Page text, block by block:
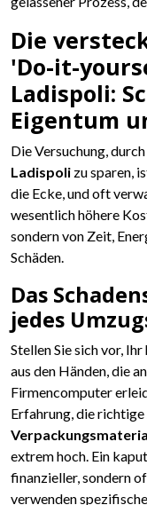
Die
'Do-it-
Ladispoli:
Eigentum
Die Versuchung,
Ladispoli zu sparen,
die Ecke, und oft
wesentlich höhere
sondern von Zeit,
Schäden.
Das
jedes
Stellen Sie sich vor,
aus den Händen, die
Firmencomputer
Erfahrung, die
extrem hoch. Ein
finanzieller, sondern
verwenden